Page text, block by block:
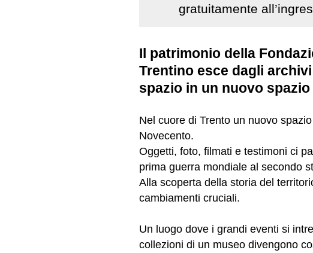
gratuitamente
Il patrimonio della
Trentino esce dagli
spazio in un nuovo
Nel cuore di Trento un nuovo
Novecento.
Oggetti, foto, filmati e testimoni ci
prima guerra mondiale al secondo
Alla scoperta della storia del
cambiamenti cruciali.
Un luogo dove i grandi eventi si
collezioni di un museo divengono